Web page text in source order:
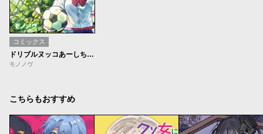
コミックス
ドリブルヌッコあーしちゃん【期間限定無料】
モノノヴ
こちらもおすすめ